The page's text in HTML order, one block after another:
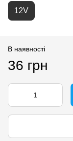
12V
В наявності
36 грн